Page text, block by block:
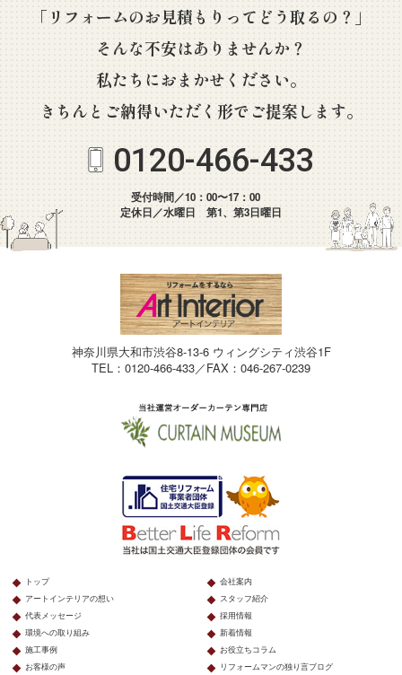
「リフォームのお見積もりってどう取るの？」
そんな不安はありませんか？
私たちにおまかせください。
きちんとご納得いただく形でご提案します。
0120-466-433
受付時間／10：00〜17：00
定休日／水曜日 第1、第3日曜日
神奈川県大和市渋谷8-13-6 ウィングシティ渋谷1F
TEL：0120-466-433／FAX：046-267-0239
トップ
アートインテリアの想い
代表メッセージ
環境への取り組み
施工事例
お客様の声
会社案内
スタッフ紹介
採用情報
新着情報
お役立ちコラム
リフォームマンの独り言ブログ